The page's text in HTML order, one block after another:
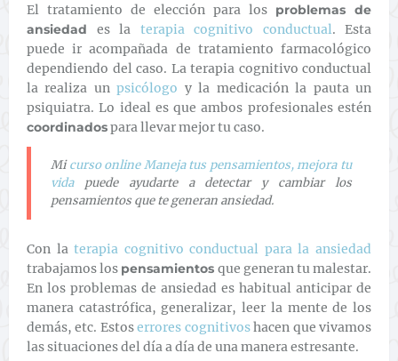
El tratamiento de elección para los problemas de
ansiedad es la terapia cognitivo conductual. Esta
puede ir acompañada de tratamiento farmacológico
dependiendo del caso. La terapia cognitivo conductual
la realiza unpsicólogo y la medicación la pauta un
psiquiatra. Lo ideal es que ambos profesionales estén
coordinadospara llevar mejor tu caso.
Micurso online Maneja tus pensamientos, mejora tu
vidapuede ayudarte a detectar y cambiar los
pensamientos que te generan ansiedad.
Con laterapia cognitivo conductual para la ansiedad
trabajamos los pensamientos que generan tu malestar.
En los problemas de ansiedad es habitual anticipar de
manera catastrófica, generalizar, leer la mente de los
demás, etc. Estoserrores cognitivoshacen que vivamos
las situaciones del día a día de una manera estresante.